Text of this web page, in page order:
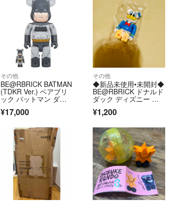
その他
BE@RBRICK BATMAN
(TDKR Ver.) ベアブリ
ック バットマン ダー
クナイト リターンズ 1
00％ & 400％
¥17,000
その他
◆新品未使用•未開封◆
BE@RBRICK ドナルド
ダック ディズニー フ
ィギュア
¥1,200